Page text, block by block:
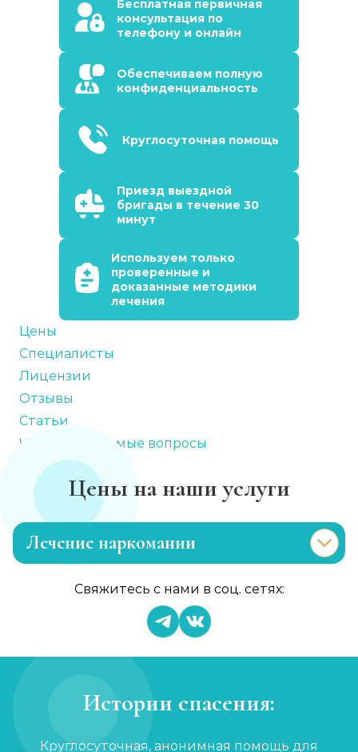
Бесплатная первичная
консультация по
телефону и онлайн
Обеспечиваем полную
конфиденциальность
Круглосуточная помощь
Приезд выездной
бригады в течение 30
минут
Используем только
проверенные и
доказанные методики
лечения
Цены
Специалисты
Лицензии
Отзывы
Статьи
Часто задаваемые вопросы
Цены на наши услуги
Лечение наркомании
Лечение зависимости от метадона
от 4 650 ₽ Записаться
Свяжитесь с нами в соц. сетях:
Истории спасения:
Круглосуточная, анонимная помощь для